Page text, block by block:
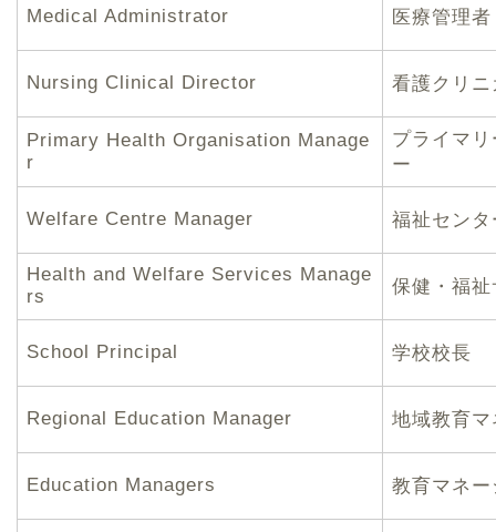
Medical Administrator 医療管理者
Nursing Clinical Director 看護クリ
Primary Health Organisation Manage
r
プライマ
ー
Welfare Centre Manager 福祉セン
Health and Welfare Services Manage
rs
保健・福
School Principal 学校校長
Regional Education Manager 地域教育
Education Managers 教育マネ